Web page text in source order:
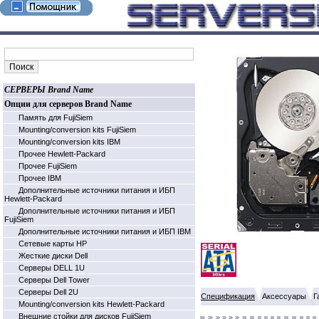
СЕРВЕРЫ Brand Name
Опции для серверов Brand Name
Память для FujiSiem
Mounting/conversion kits FujiSiem
Mounting/conversion kits IBM
Прочее Hewlett-Packard
Прочее FujiSiem
Прочее IBM
Дополнительные источники питания и ИБП
Hewlett-Packard
Дополнительные источники питания и ИБП
FujiSiem
Дополнительные источники питания и ИБП IBM
Cетевые карты HP
Жесткие диски Dell
Серверы DELL 1U
Серверы Dell Tower
Серверы Dell 2U
Mounting/conversion kits Hewlett-Packard
Внешние стойки для дисков FujiSiem
Спецификация Аксессуары